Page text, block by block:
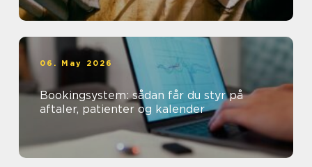
06. May 2026
Bookingsystem: sådan får du styr på
aftaler, patienter og kalender